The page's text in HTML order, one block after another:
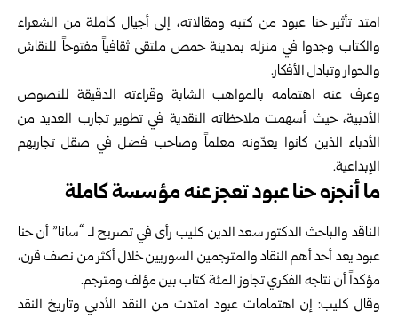
امتد تأثير حنا عبود من كتبه ومقالاته، إلى أجيال كاملة من الشعراء
والكتاب وجدوا في منزله بمدينة حمص ملتقى ثقافياً مفتوحاً للنقاش
والحوار وتبادل الأفكار.
وعرف عنه اهتمامه بالمواهب الشابة وقراءته الدقيقة للنصوص
الأدبية، حيث أسهمت ملاحظاته النقدية في تطوير تجارب العديد من
الأدباء الذين كانوا يعدّونه معلماً وصاحب فضل في صقل تجاربهم
الإبداعية.
ما أنجزه حنا عبود تعجز عنه مؤسسة كاملة
الناقد والباحث الدكتور سعد الدين كليب رأى في تصريح لـ “سانا” أن حنا
عبود يعد أحد أهم النقاد والمترجمين السوريين خلال أكثر من نصف قرن،
مؤكداً أن نتاجه الفكري تجاوز المئة كتاب بين مؤلف ومترجم.
وقال كليب: إن اهتمامات عبود امتدت من النقد الأدبي وتاريخ النقد